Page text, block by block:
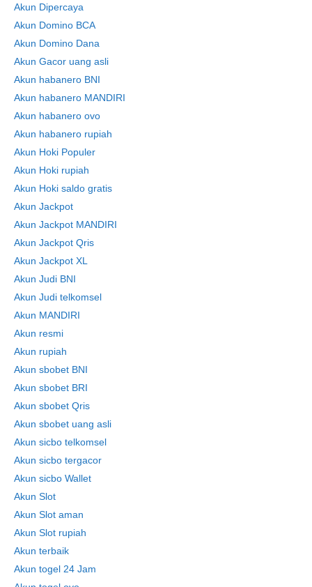
Akun Dipercaya
Akun Domino BCA
Akun Domino Dana
Akun Gacor uang asli
Akun habanero BNI
Akun habanero MANDIRI
Akun habanero ovo
Akun habanero rupiah
Akun Hoki Populer
Akun Hoki rupiah
Akun Hoki saldo gratis
Akun Jackpot
Akun Jackpot MANDIRI
Akun Jackpot Qris
Akun Jackpot XL
Akun Judi BNI
Akun Judi telkomsel
Akun MANDIRI
Akun resmi
Akun rupiah
Akun sbobet BNI
Akun sbobet BRI
Akun sbobet Qris
Akun sbobet uang asli
Akun sicbo telkomsel
Akun sicbo tergacor
Akun sicbo Wallet
Akun Slot
Akun Slot aman
Akun Slot rupiah
Akun terbaik
Akun togel 24 Jam